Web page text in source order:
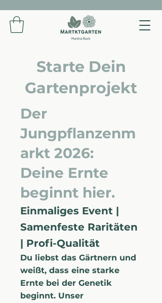
Starte Dein
Gartenprojekt
Der
Jungpflanzenm
arkt 2026:
Deine Ernte
beginnt hier.
Einmaliges Event |
Samenfeste Raritäten
| Profi-Qualität
Du liebst das Gärtnern und
weißt, dass eine starke
Ernte bei der Genetik
beginnt. Unser